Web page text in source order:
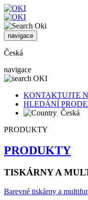
navigace
Česká
navigace
KONTAKTUJTE
HLEDÁNÍ
Česká
PRODUKTY
PRODUKTY
TISKÁRNY A
Barevné tiskárny a